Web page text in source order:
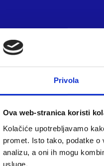
Privola
Ova web-stranica koristi
Kolačiće upotrebljavamo
promet. Isto tako, podatke
analizu, a oni ih mogu
usluge.